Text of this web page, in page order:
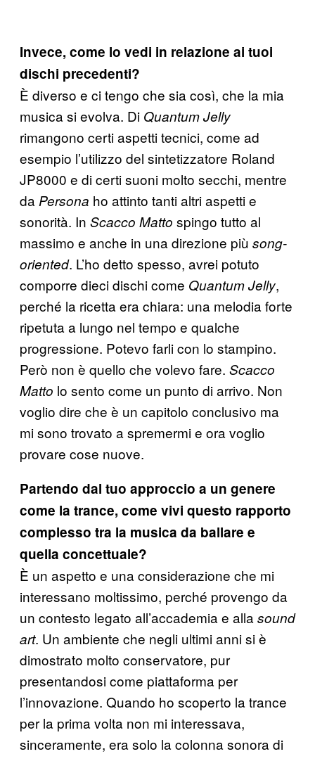
Invece, come lo vedi in relazione ai tuoi
dischi precedenti?
È diverso e ci tengo che sia così, che la mia
musica si evolva. Di Quantum Jelly
rimangono certi aspetti tecnici, come ad
esempio l’utilizzo del sintetizzatore Roland
JP8000 e di certi suoni molto secchi, mentre
da Persona ho attinto tanti altri aspetti e
sonorità. In Scacco Matto spingo tutto al
massimo e anche in una direzione più song-
oriented. L’ho detto spesso, avrei potuto
comporre dieci dischi come Quantum Jelly,
perché la ricetta era chiara: una melodia forte
ripetuta a lungo nel tempo e qualche
progressione. Potevo farli con lo stampino.
Però non è quello che volevo fare. Scacco
Matto lo sento come un punto di arrivo. Non
voglio dire che è un capitolo conclusivo ma
mi sono trovato a spremermi e ora voglio
provare cose nuove.
Partendo dal tuo approccio a un genere
come la trance, come vivi questo rapporto
complesso tra la musica da ballare e
quella concettuale?
È un aspetto e una considerazione che mi
interessano moltissimo, perché provengo da
un contesto legato all’accademia e alla sound
art. Un ambiente che negli ultimi anni si è
dimostrato molto conservatore, pur
presentandosi come piattaforma per
l’innovazione. Quando ho scoperto la trance
per la prima volta non mi interessava,
sinceramente, era solo la colonna sonora di